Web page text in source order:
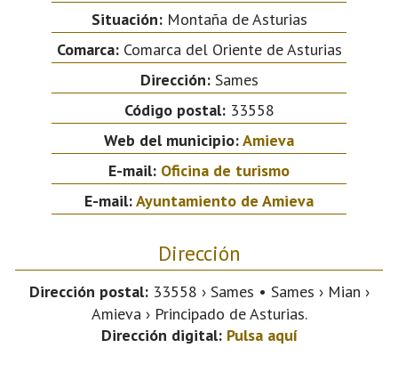
Situación:Montaña de Asturias
Comarca:Comarca del Oriente de Asturias
Dirección:Sames
Código postal:33558
Web del municipio:Amieva
E-mail: Oficina de turismo
E-mail:Ayuntamiento de Amieva
Dirección
Dirección postal:33558 › Sames • Sames › Mian ›
Amieva › Principado de Asturias.
Dirección digital: Pulsa aquí